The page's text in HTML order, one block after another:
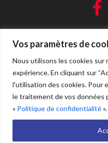
Vos paramètres de
Nous utilisons les cookies
expérience. En cliquant sur
l'utilisation des cookies. Pour
le traitement de vos données
« Politique de confidentialité».